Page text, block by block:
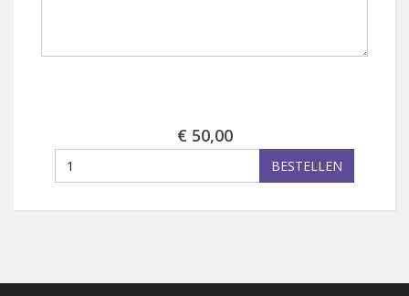
€ 50,00
BESTELLEN